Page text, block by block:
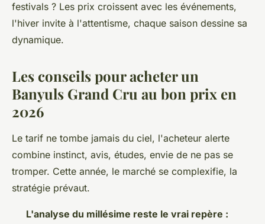
festivals ? Les prix croissent avec les événements,
l'hiver invite à l'attentisme, chaque saison dessine sa
dynamique.
Les conseils pour acheter un
Banyuls Grand Cru au bon prix en
2026
Le tarif ne tombe jamais du ciel, l'acheteur alerte
combine instinct, avis, études, envie de ne pas se
tromper. Cette année, le marché se complexifie, la
stratégie prévaut.
L'analyse du millésime reste le vrai repère :